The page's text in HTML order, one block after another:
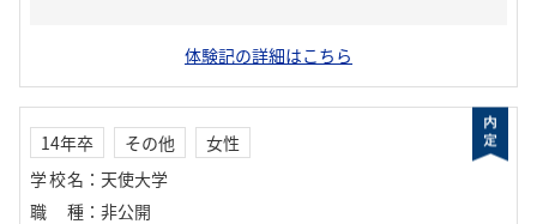
体験記の詳細はこちら
14年卒 その他
女性
学校名 ： 天使大学
職種 ： 非公開